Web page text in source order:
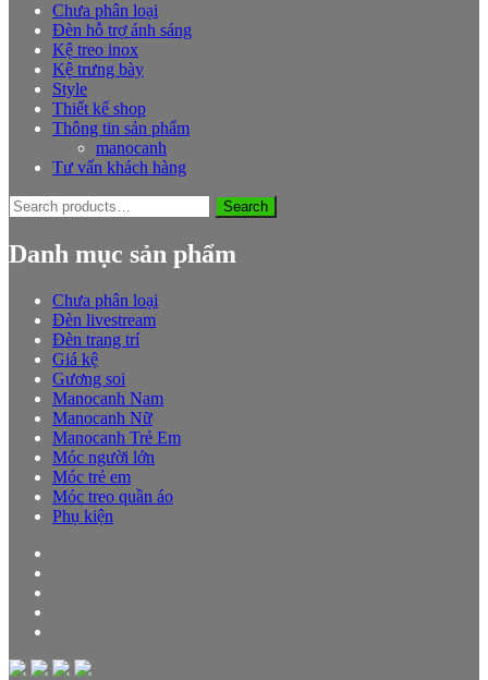
Chưa phân loại
Đèn hỗ trợ ánh sáng
Kệ treo inox
Kệ trưng bày
Style
Thiết kế shop
Thông tin sản phẩm
manocanh
Tư vấn khách hàng
Search
for:
Search
Danh mục sản phẩm
Chưa phân loại
Đèn livestream
Đèn trang trí
Giá kệ
Gương soi
Manocanh Nam
Manocanh Nữ
Manocanh Trẻ Em
Móc người lớn
Móc trẻ em
Móc treo quần áo
Phụ kiện